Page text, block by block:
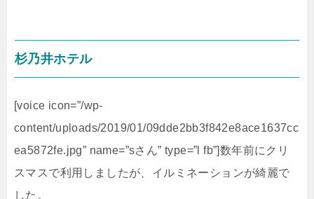
杉乃井ホテル
[voice icon=”/wp-
content/uploads/2019/01/09dde2bb3f842e8ace1637cc
ea5872fe.jpg” name=”sさん” type=”l fb”]数年前にクリ
スマスで利用しましたが、イルミネーションが綺麗で
した。